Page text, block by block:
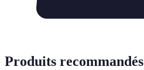
Produits recommandés